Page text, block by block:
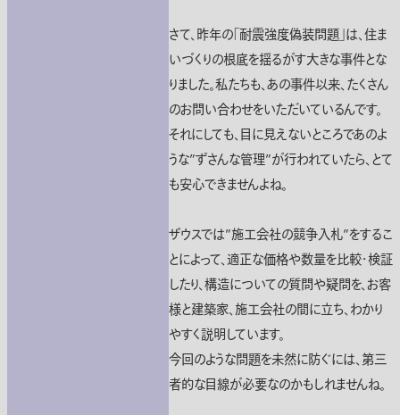
さて、昨年の「耐震強度偽装問題」は、住ま
いづくりの根底を揺るがす大きな事件とな
りました。私たちも、あの事件以来、たくさん
のお問い合わせをいただいているんです。
それにしても、目に見えないところであのよ
うな”ずさんな管理”が行われていたら、とて
も安心できませんよね。
ザウスでは”施工会社の競争入札”をするこ
とによって、適正な価格や数量を比較・検証
したり、構造についての質問や疑問を、お客
様と建築家、施工会社の間に立ち、わかり
やすく説明しています。
今回のような問題を未然に防ぐには、第三
者的な目線が必要なのかもしれませんね。